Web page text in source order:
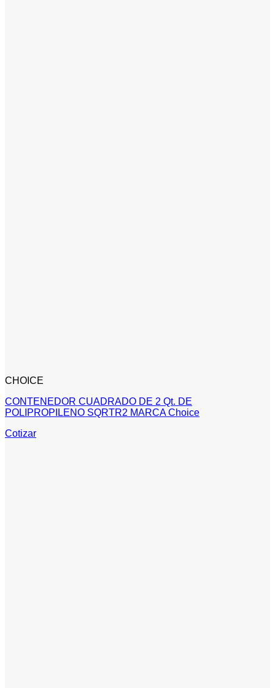
CHOICE
CONTENEDOR CUADRADO DE 2 Qt. DE
POLIPROPILENO SQRTR2 MARCA Choice
Cotizar